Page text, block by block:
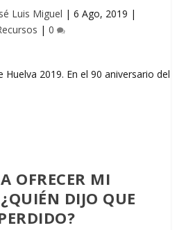
Luis Miguel | 6 Ago, 2019 |
| 0
OFRECER MI
DIJO QUE